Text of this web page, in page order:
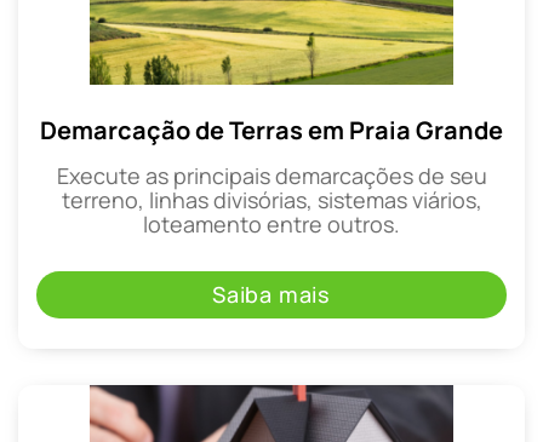
Demarcação de Terras em Praia Grande
Execute as principais demarcações de seu
terreno, linhas divisórias, sistemas viários,
loteamento entre outros.
Saiba mais